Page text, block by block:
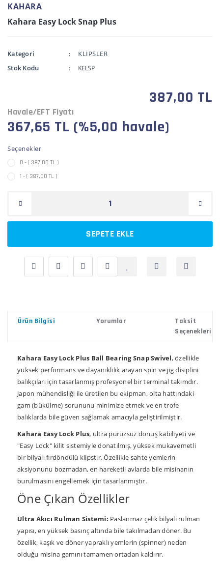
KAHARA
Kahara Easy Lock Snap Plus
Kategori
KLİPSLER
Stok Kodu
KELSP
387,00 TL
Havale/EFT Fiyatı
367,65 TL (%5,00 havale)
Seçenekler
0 - ( 387,00 TL )
1 - ( 387,00 TL )
SEPETE EKLE
Ürün Bilgisi Yorumlar
Taksit
Seçenekleri
Kahara Easy Lock Plus Ball Bearing Snap Swivel, özellikle
yüksek performans ve dayanıklılık arayan spin ve jig disiplini
balıkçıları için tasarlanmış profesyonel bir terminal takımdır.
Japon mühendisliği ile üretilen bu ekipman, olta hattındaki
gam (bükülme) sorununu minimize etmek ve en trofe
balıklarda bile güven sağlamak amacıyla geliştirilmiştir.
Kahara Easy Lock Plus, ultra pürüzsüz dönüş kabiliyeti ve
"Easy Lock" kilit sistemiyle donatılmış, yüksek mukavemetli
bir bilyalı fırdöndülü klipstir. Özellikle sahte yemlerin
aksiyonunu bozmadan, en hareketli avlarda bile misinanın
burulmasını engellemek için tasarlanmıştır.
Öne Çıkan Özellikler
Ultra Akıcı Rulman Sistemi: Paslanmaz çelik bilyalı rulman
yapısı, en yüksek basınç altında bile takılmadan döner. Bu
özellik, kaşık ve döner yapraklı yemlerin (spinner) neden
olduğu misina gamını tamamen ortadan kaldırır.